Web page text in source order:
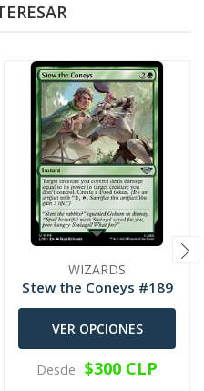
WIZARDS
Stew the Coneys #189
VER OPCIONES
Desde $300 CLP